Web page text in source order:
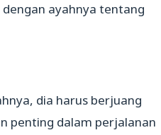
ayahnya tentang
dia harus berjuang
penting dalam perjalanan